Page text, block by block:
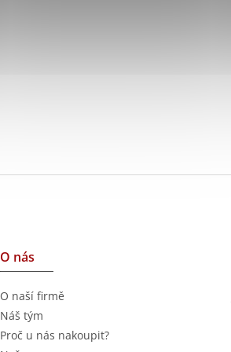
O nás
O naší firmě
Náš tým
Proč u nás nakoupit?